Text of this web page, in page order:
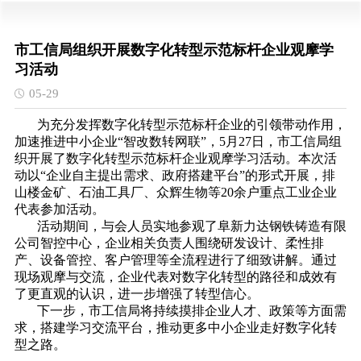
市工信局组织开展数字化转型示范标杆企业观摩学
习活动
05-29
为充分发挥数字化转型示范标杆企业的引领带动作用，
加速推进中小企业“智改数转网联”，5月27日，市工信局组
织开展了数字化转型示范标杆企业观摩学习活动。本次活
动以“企业自主提出需求、政府搭建平台”的形式开展，排
山楼金矿、石油工具厂、众辉生物等20余户重点工业企业
代表参加活动。
活动期间，与会人员实地参观了阜新力达钢铁铸造有限
公司智控中心，企业相关负责人围绕研发设计、柔性排
产、设备管控、客户管理等全流程进行了细致讲解。通过
现场观摩与交流，企业代表对数字化转型的路径和成效有
了更直观的认识，进一步增强了转型信心。
下一步，市工信局将持续摸排企业人才、政策等方面需
求，搭建学习交流平台，推动更多中小企业走好数字化转
型之路。